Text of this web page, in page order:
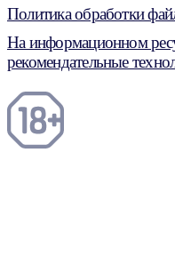
Политика обработки
На информационном
рекомендательные